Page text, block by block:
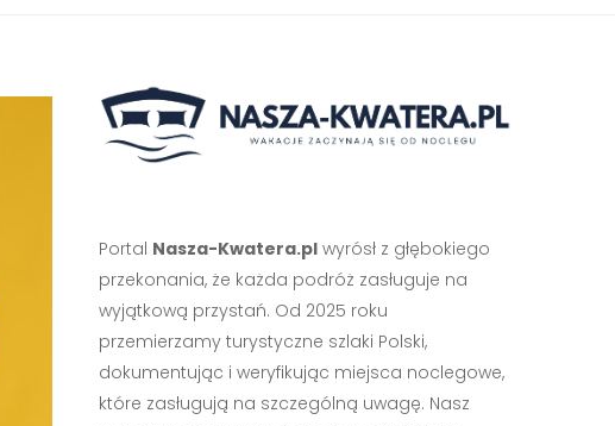
Portal Nasza-Kwatera.plwyrósł z głębokiego
przekonania, że każda podróż zasługuje na
wyjątkową przystań. Od 2025 roku
przemierzamy turystyczne szlaki Polski,
dokumentując i weryfikując miejsca noclegowe,
które zasługują na szczególną uwagę. Nasz